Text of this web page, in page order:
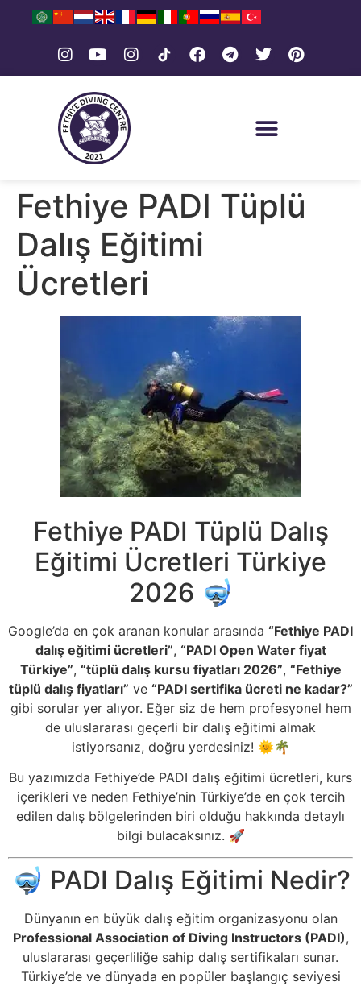
Fethiye PADI Tüplü
Dalış Eğitimi
Ücretleri
Fethiye PADI Tüplü Dalış
Eğitimi Ücretleri Türkiye
2026 🤿
Google’da en çok aranan konular arasında “Fethiye PADI
dalış eğitimi ücretleri”, “PADI Open Water fiyat
Türkiye”, “tüplü dalış kursu fiyatları 2026”, “Fethiye
tüplü dalış fiyatları” ve “PADI sertifika ücreti ne kadar?”
gibi sorular yer alıyor. Eğer siz de hem profesyonel hem
de uluslararası geçerli bir dalış eğitimi almak
istiyorsanız, doğru yerdesiniz! 🌞🌴
Bu yazımızda Fethiye’de PADI dalış eğitimi ücretleri, kurs
içerikleri ve neden Fethiye’nin Türkiye’de en çok tercih
edilen dalış bölgelerinden biri olduğu hakkında detaylı
bilgi bulacaksınız. 🚀
🤿 PADI Dalış Eğitimi Nedir?
Dünyanın en büyük dalış eğitim organizasyonu olan
Professional Association of Diving Instructors (PADI),
uluslararası geçerliliğe sahip dalış sertifikaları sunar.
Türkiye’de ve dünyada en popüler başlangıç seviyesi